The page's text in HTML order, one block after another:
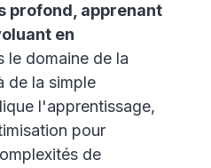
profond, apprenant
en
le domaine de la
de la simple
l'apprentissage,
pour
de